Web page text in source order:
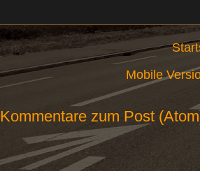
Mobile
Kommentare zum Post